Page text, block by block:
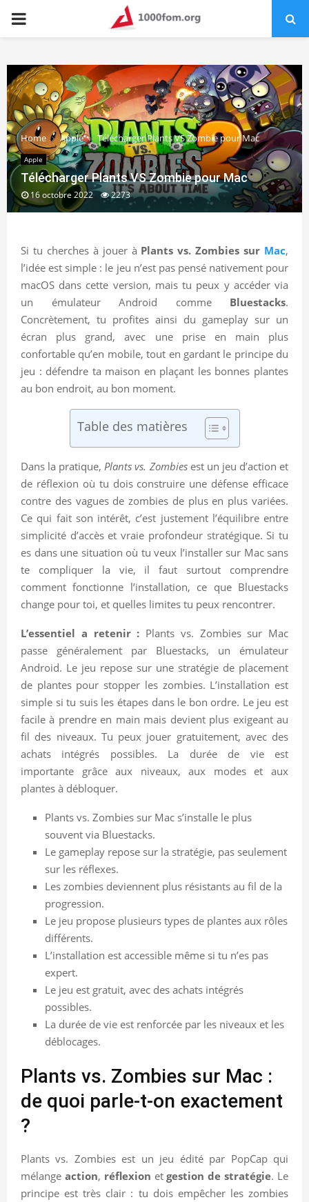
PRIMARY
Home Apple Télécharger Plants VS Zombie pour Mac
Apple
Télécharger Plants VS Zombie pour Mac
16 octobre 2022 2273
Si tu cherches à jouer à Plants vs. Zombies sur Mac,
l’idée est simple : le jeu n’est pas pensé nativement pour
macOS dans cette version, mais tu peux y accéder via
un émulateur Android comme Bluestacks.
Concrètement, tu profites ainsi du gameplay sur un
écran plus grand, avec une prise en main plus
confortable qu’en mobile, tout en gardant le principe du
jeu : défendre ta maison en plaçant les bonnes plantes
au bon endroit, au bon moment.
Table des matières
Dans la pratique, Plants vs. Zombiesest un jeu d’action et
de réflexion où tu dois construire une défense efficace
contre des vagues de zombies de plus en plus variées.
Ce qui fait son intérêt, c’est justement l’équilibre entre
simplicité d’accès et vraie profondeur stratégique. Si tu
es dans une situation où tu veux l’installer sur Mac sans
te compliquer la vie, il faut surtout comprendre
comment fonctionne l’installation, ce que Bluestacks
change pour toi, et quelles limites tu peux rencontrer.
L’essentiel a retenir : Plants vs. Zombies sur Mac
passe généralement par Bluestacks, un émulateur
Android. Le jeu repose sur une stratégie de placement
de plantes pour stopper les zombies. L’installation est
simple si tu suis les étapes dans le bon ordre. Le jeu est
facile à prendre en main mais devient plus exigeant au
fil des niveaux. Tu peux jouer gratuitement, avec des
achats intégrés possibles. La durée de vie est
importante grâce aux niveaux, aux modes et aux
plantes à débloquer.
Plants vs. Zombies sur Mac s’installe le plus
souvent via Bluestacks.
Le gameplay repose sur la stratégie, pas seulement
sur les réflexes.
Les zombies deviennent plus résistants au fil de la
progression.
Le jeu propose plusieurs types de plantes aux rôles
différents.
L’installation est accessible même si tu n’es pas
expert.
Le jeu est gratuit, avec des achats intégrés
possibles.
La durée de vie est renforcée par les niveaux et les
déblocages.
Plants vs. Zombies sur Mac :
de quoi parle-t-on exactement
?
Plants vs. Zombies est un jeu édité par PopCap qui
mélange action, réflexion etgestion de stratégie. Le
principe est très clair : tu dois empêcher les zombies